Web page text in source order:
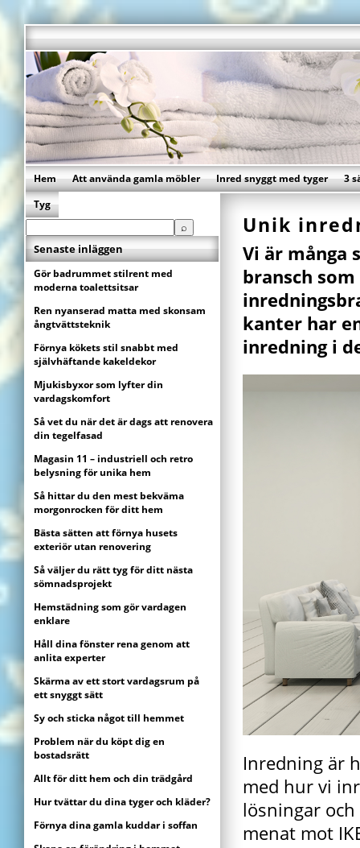
Hem Att använda gamla möbler Inred snyggt med tyger
3
Tyg
Unik
Vi är många
bransch
kanter har
inredning i
Inredning är
med hur vi
lösningar
menat mot
Senaste inläggen
Gör badrummet stilrent med
moderna toalettsitsar
Ren nyanserad matta med skonsam
ångtvättsteknik
Förnya kökets stil snabbt med
självhäftande kakeldekor
Mjukisbyxor som lyfter din
vardagskomfort
Så vet du när det är dags att renovera
din tegelfasad
Magasin 11 – industriell och retro
belysning för unika hem
Så hittar du den mest bekväma
morgonrocken för ditt hem
Bästa sätten att förnya husets
exteriör utan renovering
Så väljer du rätt tyg för ditt nästa
sömnadsprojekt
Hemstädning som gör vardagen
enklare
Håll dina fönster rena genom att
anlita experter
Skärma av ett stort vardagsrum på
ett snyggt sätt
Sy och sticka något till hemmet
Problem när du köpt dig en
bostadsrätt
Allt för ditt hem och din trädgård
Hur tvättar du dina tyger och kläder?
Förnya dina gamla kuddar i soffan